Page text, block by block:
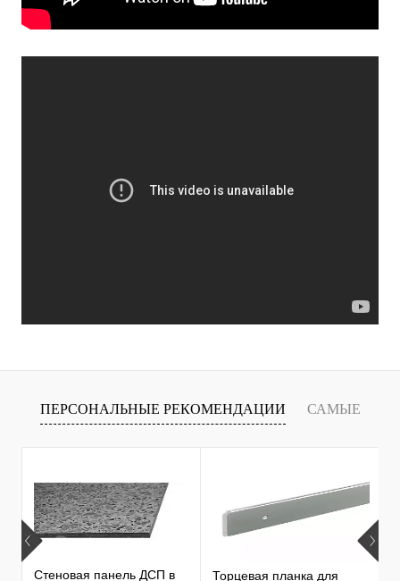
ПЕРСОНАЛЬНЫЕ РЕКОМЕНДАЦИИ САМЫЕ
ПРОДАВАЕМЫЕ ТОВАРЫ
Стеновая панель ДСП в Торцевая планка для